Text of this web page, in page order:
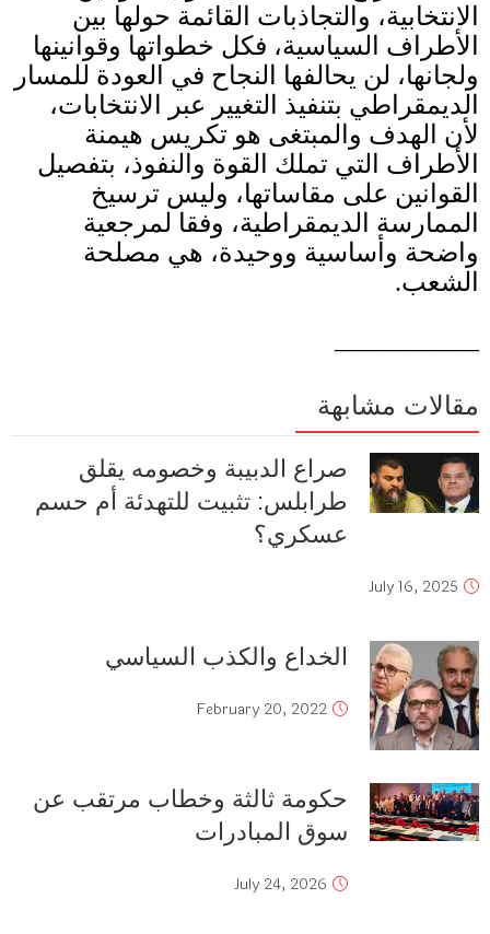
الانتخابية، والتجاذبات القائمة حولها بين
الأطراف السياسية، فكل خطواتها وقوانينها
ولجانها، لن يحالفها النجاح في العودة للمسار
الديمقراطي بتنفيذ التغيير عبر الانتخابات،
لأن الهدف والمبتغى هو تكريس هيمنة
الأطراف التي تملك القوة والنفوذ، بتفصيل
القوانين على مقاساتها، وليس ترسيخ
الممارسة الديمقراطية، وفقا لمرجعية
واضحة وأساسية ووحيدة، هي مصلحة
الشعب.
مقالات مشابهة
صراع الدبيبة وخصومه يقلق
طرابلس: تثبيت للتهدئة أم حسم
عسكري؟
July 16, 2025
الخداع والكذب السياسي
February 20, 2022
حكومة ثالثة وخطاب مرتقب عن
سوق المبادرات
July 24, 2026